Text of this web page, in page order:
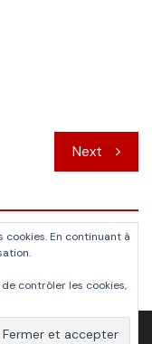
Next
un commentaire.
En continuant à
contrôler les cookies,